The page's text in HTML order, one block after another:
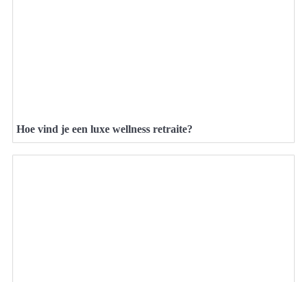
Hoe vind je een luxe wellness retraite?